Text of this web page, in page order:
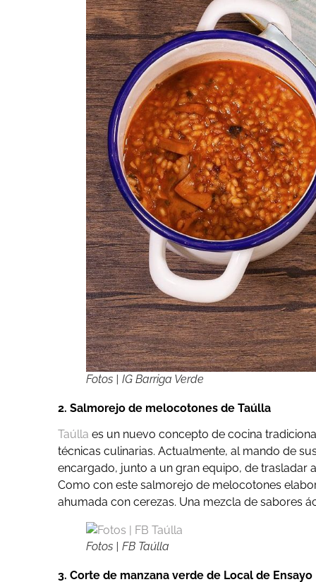
Fotos | IG Barriga Verde
2. Salmorejo de melocotones de Taúlla
Taúlla es un nuevo concepto de cocina
técnicas culinarias. Actualmente, al mando de
encargado, junto a un gran equipo, de trasladar
Como con este salmorejo de melocotones
ahumada con cerezas. Una mezcla de sabores
Fotos | FB Taúlla
3. Corte de manzana verde de Local de Ensayo